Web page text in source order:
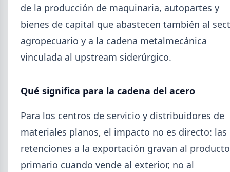
SUSCRIPCIÓN A SIDERDATO
Recibí el reporte semanal más actualizado de novedades
metalúrgicas directo a tu mail o celular.
REGISTRESE GRATIS
de la producción de maquinaria, autopartes y
bienes de capital que abastecen también al
agropecuario y a la cadena metalmecánica
vinculada al upstream siderúrgico.
Qué significa para la cadena del acero
Para los centros de servicio y distribuidores de
materiales planos, el impacto no es directo: las
retenciones a la exportación gravan al
primario cuando vende al exterior, no al